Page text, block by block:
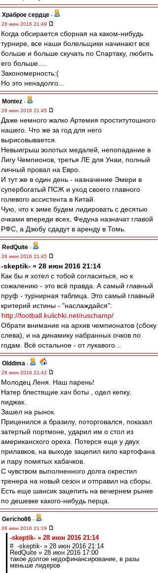
Храброе сердце -
28 июн 2016 21:49
Когда обсирается сборная на каком-нибудь
турнире, все наши болельщики начинают все
больше и больше скучать по Спартаку, любить
его больше....
Закономерность:(
Но это ненадолго...
Montez -
28 июн 2016 21:45
Даже немного жалко Артемия проститутошного
нашего. Что же за год для него
вырисовывается.
Невыигрыш золотых медалей, непопадание в
Лигу Чемпионов, третья ЛЕ для Унаи, полный
личный провал на Евро.
И тут же в один день - назначение Эмери в
супербогатый ПСЖ и уход своего главного
голевого ассистента в Китай.
Чую, что к зиме будем лидировать с десятью
очками впереди всех, Федуна назначат главой
РФС, а Дзюбу сдадут в аренду в Томь.
RedQuite -
28 июн 2016 21:45
-skeptik- » 28 июн 2016 21:14
Как бы я хотел с тобой согласиться, но к
сожалению - это всё правда. А самый главный
пруф - турнирная таблица. Это самый главный
критерий истины - "наслаждайся":
http://football.kulichki.net/ruschamp/
Обрати внимание на архив чемпионатов (сбоку
слева), и на динамику набранных очков по
годам. Всё остальное - от лукавого...
Olddima -
28 июн 2016 21:42
Молодец Леня. Наш парень!
Натер блестящие хач боты , одел кепку,
пиджак.
Зашел на рынок.
Приценился а бразилу, поторговался, показал
затертый портмоне, ударил им о стол из
американского ореха. Потерся еще у двух
прилавков, на выходе зацепил кило картофана
и пару помятых кабачков.
С чувством выполненного долга окрестил
тренера на новый сезон и отправил на сборы.
Есть еще шансик зацепить на вечернем рынке
по дешевке какого-нибудь перца.
Gericho86 -
28 июн 2016 21:19
-skeptik- » 28 июн 2016 21:14
# -skeptik- » 28 июн 2016 21:14
RedQuite » 28 июн 2016 17:00
такое долгое недофинансирование, в разы
меньше лидеров